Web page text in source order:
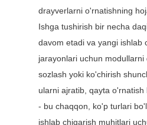
drayverlarni o'rnatishning
Ishga tushirish bir necha
davom etadi va yangi ishlab
jarayonlari uchun modullarni
sozlash yoki ko'chirish
ularni ajratib, qayta o'rnatish
- bu chaqqon, ko'p turlari
ishlab chiqarish muhitlari